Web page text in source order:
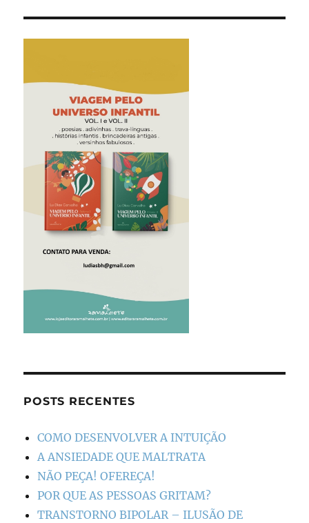
POSTS RECENTES
COMO DESENVOLVER A INTUIÇÃO
A ANSIEDADE QUE MALTRATA
NÃO PEÇA! OFEREÇA!
POR QUE AS PESSOAS GRITAM?
TRANSTORNO BIPOLAR – ILUSÃO DE